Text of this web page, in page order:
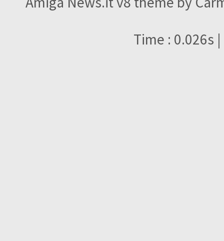
Time : 0.026s